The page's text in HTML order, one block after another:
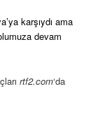
karşıydı ama
devam
rtf2.com‘da